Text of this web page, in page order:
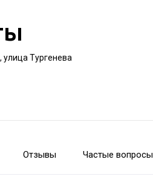
улица Тургенева
Отзывы Частые вопросы